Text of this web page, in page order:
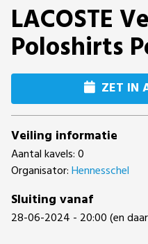
LACOSTE
Poloshirts
ZET IN
Veiling informatie
Aantal kavels: 0
Organisator:Hennesschel
Sluiting vanaf
28-06-2024 - 20:00 (en